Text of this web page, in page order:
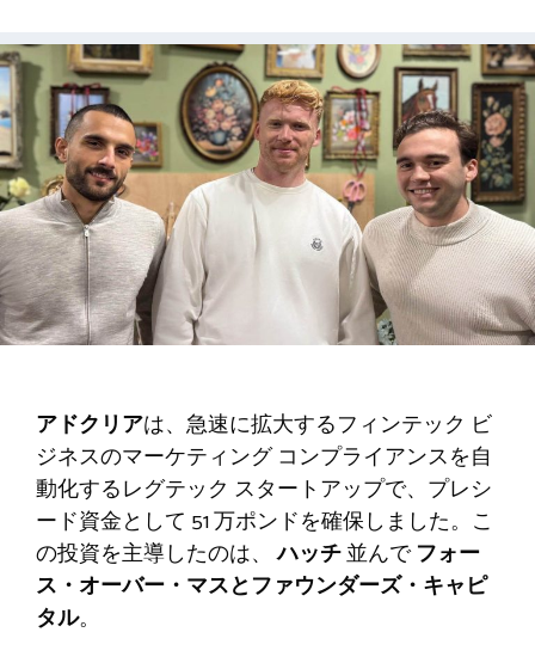
アドクリアは、急速に拡大するフィンテック ビ
ジネスのマーケティング コンプライアンスを自
動化するレグテック スタートアップで、プレシ
ード資金として 51 万ポンドを確保しました。こ
の投資を主導したのは、ハッチ並んでフォー
ス・オーバー・マスとファウンダーズ・キャピ
タル。